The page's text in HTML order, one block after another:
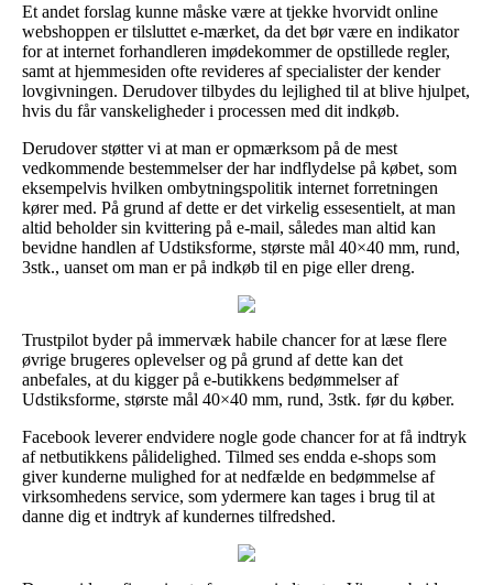
Et andet forslag kunne måske være at tjekke hvorvidt online
webshoppen er tilsluttet e-mærket, da det bør være en indikator
for at internet forhandleren imødekommer de opstillede regler,
samt at hjemmesiden ofte revideres af specialister der kender
lovgivningen. Derudover tilbydes du lejlighed til at blive hjulpet,
hvis du får vanskeligheder i processen med dit indkøb.
Derudover støtter vi at man er opmærksom på de mest
vedkommende bestemmelser der har indflydelse på købet, som
eksempelvis hvilken ombytningspolitik internet forretningen
kører med. På grund af dette er det virkelig essesentielt, at man
altid beholder sin kvittering på e-mail, således man altid kan
bevidne handlen af Udstiksforme, største mål 40×40 mm, rund,
3stk., uanset om man er på indkøb til en pige eller dreng.
Trustpilot byder på immervæk habile chancer for at læse flere
øvrige brugeres oplevelser og på grund af dette kan det
anbefales, at du kigger på e-butikkens bedømmelser af
Udstiksforme, største mål 40×40 mm, rund, 3stk. før du køber.
Facebook leverer endvidere nogle gode chancer for at få indtryk
af netbutikkens pålidelighed. Tilmed ses endda e-shops som
giver kunderne mulighed for at nedfælde en bedømmelse af
virksomhedens service, som ydermere kan tages i brug til at
danne dig et indtryk af kundernes tilfredshed.